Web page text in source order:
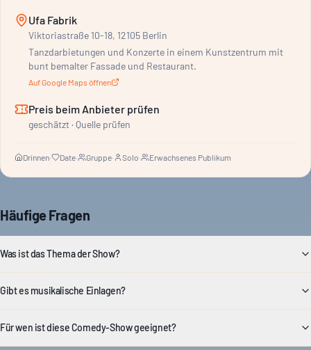
Ufa Fabrik
Viktoriastraße 10-18, 12105 Berlin
Tanzdarbietungen und Konzerte in einem Kunstzentrum mit
bunt bemalter Fassade und Restaurant.
Auf Google Maps öffnen
Preis beim Anbieter prüfen
geschätzt · Quelle prüfen
Drinnen· Date· Gruppe· Solo· Erwachsenes Publikum
Häufige Fragen
Was ist das Thema der Show?
Gibt es musikalische Einlagen?
Für wen ist diese Comedy-Show geeignet?